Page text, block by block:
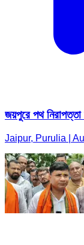
জয়পুরে পথ
Jaipur, Purulia |